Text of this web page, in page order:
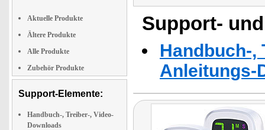
Aktuelle Produkte
Ältere Produkte
Alle Produkte
Zubehör Produkte
Support-Elemente:
Handbuch-, Treiber-, Video-
Downloads
Support-
Handbuch-,
Anleitungs-